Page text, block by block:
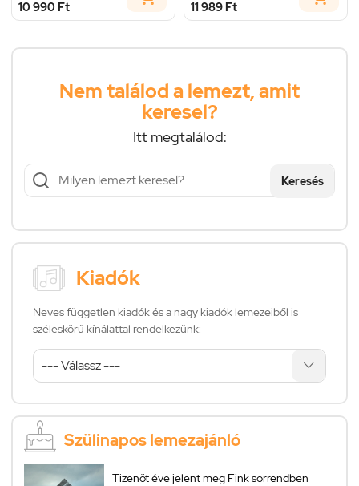
10 990 Ft 11 989 Ft
Nem találod a lemezt, amit
keresel?
Itt megtalálod:
Keresés
Kiadók
Neves független kiadók és a nagy kiadók lemezeiből is
széleskörű kínálattal rendelkezünk:
Szülinapos lemezajánló
Tizenöt éve jelent meg Fink sorrendben